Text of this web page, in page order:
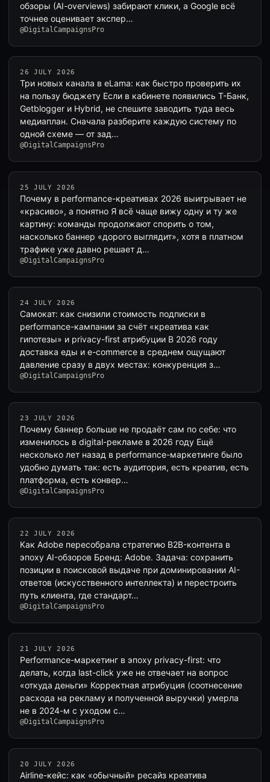
обзоры (AI-overviews) забирают клики, а Google всё
точнее оценивает экспер…
@DigitalCampaignsPro
26 JULY 2026
Три новых канала в eLama: как быстро проверить их
на пользу бюджету Если в кабинете появились Т-Банк,
Getblogger и Hybrid, не спешите заводить туда весь
медиаплан. Сначала разберите каждую систему по
одной схеме — от зад…
@DigitalCampaignsPro
25 JULY 2026
Почему в performance-креативах 2026 выигрывает не
«красиво», а понятно Я всё чаще вижу одну и ту же
картину: команды продолжают спорить о том,
насколько баннер «дорого выглядит», хотя в платном
трафике уже давно решает д…
@DigitalCampaignsPro
24 JULY 2026
Самокат: как снизили стоимость подписки в
performance-кампании за счёт «креатива как
гипотезы» и privacy-first атрибуции В 2026 году
доставка еды и e-commerce в среднем ощущают
давление сразу в двух местах: конкуренция з…
@DigitalCampaignsPro
23 JULY 2026
Почему баннер больше не продаёт сам по себе: что
изменилось в digital-рекламе в 2026 году Ещё
несколько лет назад в performance-маркетинге было
удобно думать так: есть аудитория, есть креатив, есть
платформа, есть конвер…
@DigitalCampaignsPro
22 JULY 2026
Как Adobe пересобрала стратегию B2B-контента в
эпоху AI-обзоров Бренд: Adobe. Задача: сохранить
позиции в поисковой выдаче при доминировании AI-
ответов (искусственного интеллекта) и перестроить
путь клиента, где стандарт…
@DigitalCampaignsPro
21 JULY 2026
Performance-маркетинг в эпоху privacy-first: что
делать, когда last-click уже не отвечает на вопрос
«откуда деньги» Корректная атрибуция (соотнесение
расхода на рекламу и полученной выручки) умерла
не в 2024-м с уходом c…
@DigitalCampaignsPro
20 JULY 2026
Airline-кейс: как «обычный» ресайз креатива